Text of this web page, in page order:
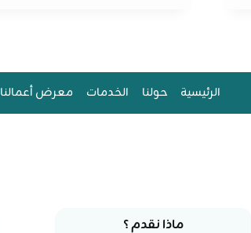
ديكورات
الفوم
الرئيسية حولنا الخدمات معرض أعمالنا
ماذا نقدم ؟